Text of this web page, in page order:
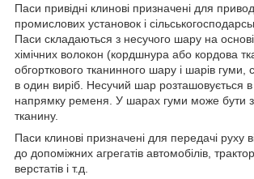
Паси привідні клинові призначені для
промислових установок і
Паси складаються з несучого шару на основі
хімічних волокон (кордшнура або кордова
обгорткового тканинного шару і шарів гуми,
в один виріб. Несучий шар розташовується
напрямку ременя. У шарах гуми може бути
тканину.
Паси клинові призначені для передачі руху
до допоміжних агрегатів автомобілів,
верстатів і т.д.